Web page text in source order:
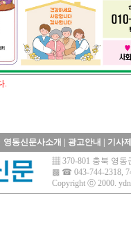
.
영동신문사소개 광고안내
기사
▦ 370-801 충북 영
▩ ☎ 043-744-2318,
Copyright ⓒ 2000.